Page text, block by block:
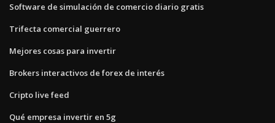
Software de simulación de comercio diario gratis
Trifecta comercial guerrero
Mejores cosas para invertir
Brokers interactivos de forex de interés
Cripto live feed
Qué empresa invertir en 5g